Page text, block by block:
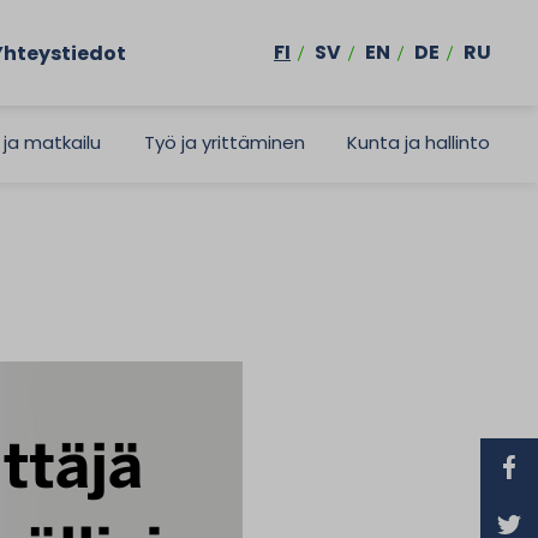
FI SV EN DE RU
ja matkailu Työ ja yrittäminen Kunta ja hallinto